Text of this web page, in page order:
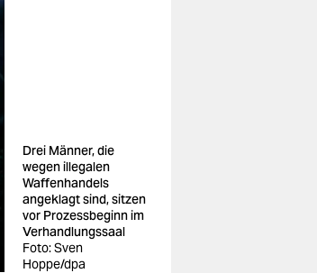
Drei Männer, die
wegen illegalen
Waffenhandels
angeklagt sind, sitzen
vor Prozessbeginn im
Verhandlungssaal
Foto: Sven
Hoppe/dpa